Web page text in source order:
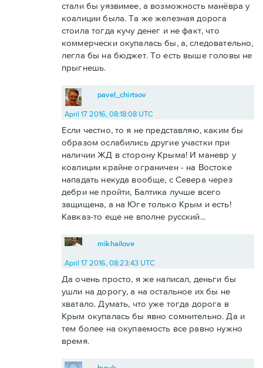
стали бы уязвимее, а возможность манёвра у
коалиции была. Та же железная дорога
стоила тогда кучу денег и не факт, что
коммерчески окупалась бы, а, следовательно,
легла бы на бюджет. То есть выше головы не
прыгнешь.
pavel_chirtsov
April 17 2016, 08:18:08 UTC
Если честно, то я не представляю, каким бы
образом ослабились другие участки при
наличии ЖД в сторону Крыма! И маневр у
коалиции крайне ограничен - на Востоке
нападать некуда вообще, с Севера через
дебри не пройти, Балтика лучше всего
защищена, а на Юге только Крым и есть!
Кавказ-то еще не вполне русский...
mikhailove
April 17 2016, 08:23:43 UTC
Да очень просто, я же написал, деньги бы
ушли на дорогу, а на остальное их бы не
хватало. Думать, что уже тогда дорога в
Крым окупалась бы явно сомнительно. Да и
тем более на окупаемость все равно нужно
время.